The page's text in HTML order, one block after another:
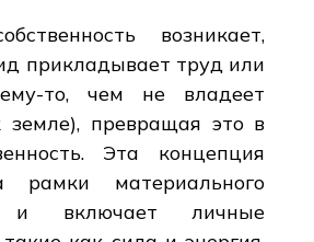
возникает,
прикладывает труд или
то, чем не владеет
земле), превращая это в
Эта концепция
рамки материального
и включает личные